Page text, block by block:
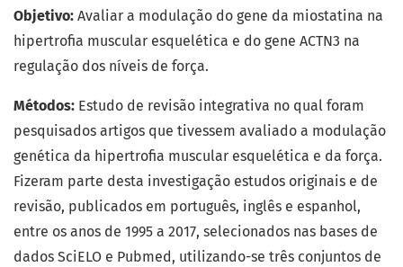
Objetivo: Avaliar a modulação do gene da miostatina na
hipertrofia muscular esquelética e do gene ACTN3 na
regulação dos níveis de força.
Métodos: Estudo de revisão integrativa no qual foram
pesquisados artigos que tivessem avaliado a modulação
genética da hipertrofia muscular esquelética e da força.
Fizeram parte desta investigação estudos originais e de
revisão, publicados em português, inglês e espanhol,
entre os anos de 1995 a 2017, selecionados nas bases de
dados SciELO e Pubmed, utilizando-se três conjuntos de